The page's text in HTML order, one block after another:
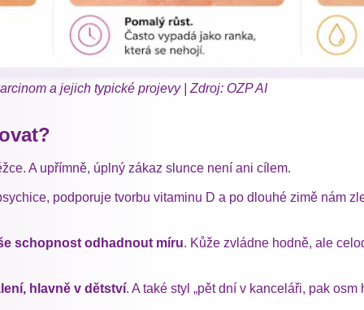
a jejich typické projevy | Zdroj: OZP AI
A upřímně, úplný zákaz slunce není ani cílem.
podporuje tvorbu vitaminu D a po dlouhé zimě nám
schopnost odhadnout míru. Kůže zvládne hodně, ale
hlavně v dětství. A také styl „pět dní v kanceláři, pak osm